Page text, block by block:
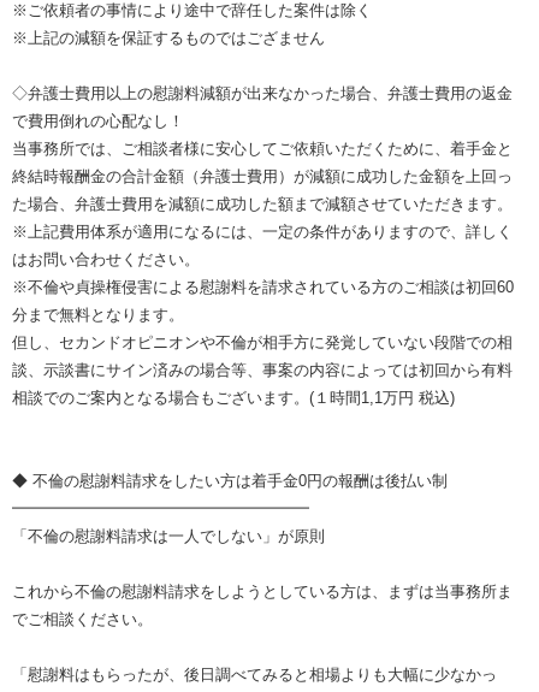
※ご依頼者の事情により途中で辞任した案件は除く
※上記の減額を保証するものではござません
◇弁護士費用以上の慰謝料減額が出来なかった場合、弁護士費用の返金
で費用倒れの心配なし！
当事務所では、ご相談者様に安心してご依頼いただくために、着手金と
終結時報酬金の合計金額（弁護士費用）が減額に成功した金額を上回っ
た場合、弁護士費用を減額に成功した額まで減額させていただきます。
※上記費用体系が適用になるには、一定の条件がありますので、詳しく
はお問い合わせください。
※不倫や貞操権侵害による慰謝料を請求されている方のご相談は初回60
分まで無料となります。
但し、セカンドオピニオンや不倫が相手方に発覚していない段階での相
談、示談書にサイン済みの場合等、事案の内容によっては初回から有料
相談でのご案内となる場合もございます。(１時間1,1万円 税込)
◆ 不倫の慰謝料請求をしたい方は着手金0円の報酬は後払い制
━━━━━━━━━━━━━━━━━━━
「不倫の慰謝料請求は一人でしない」が原則
これから不倫の慰謝料請求をしようとしている方は、まずは当事務所ま
でご相談ください。
「慰謝料はもらったが、後日調べてみると相場よりも大幅に少なかっ